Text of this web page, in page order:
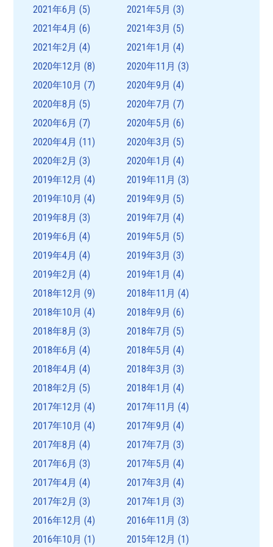
2021年6月 (5) 2021年5月 (3)
2021年4月 (6) 2021年3月 (5)
2021年2月 (4) 2021年1月 (4)
2020年12月 (8) 2020年11月 (3)
2020年10月 (7) 2020年9月 (4)
2020年8月 (5) 2020年7月 (7)
2020年6月 (7) 2020年5月 (6)
2020年4月 (11) 2020年3月 (5)
2020年2月 (3) 2020年1月 (4)
2019年12月 (4) 2019年11月 (3)
2019年10月 (4) 2019年9月 (5)
2019年8月 (3) 2019年7月 (4)
2019年6月 (4) 2019年5月 (5)
2019年4月 (4) 2019年3月 (3)
2019年2月 (4) 2019年1月 (4)
2018年12月 (9) 2018年11月 (4)
2018年10月 (4) 2018年9月 (6)
2018年8月 (3) 2018年7月 (5)
2018年6月 (4) 2018年5月 (4)
2018年4月 (4) 2018年3月 (3)
2018年2月 (5) 2018年1月 (4)
2017年12月 (4) 2017年11月 (4)
2017年10月 (4) 2017年9月 (4)
2017年8月 (4) 2017年7月 (3)
2017年6月 (3) 2017年5月 (4)
2017年4月 (4) 2017年3月 (4)
2017年2月 (3) 2017年1月 (3)
2016年12月 (4) 2016年11月 (3)
2016年10月 (1) 2015年12月 (1)